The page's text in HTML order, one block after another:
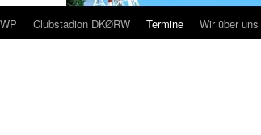
Clubstadion DKØRW Termine Wir über uns